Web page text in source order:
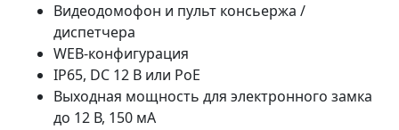
Видеодомофон и пульт консьержа /
диспетчера
WEB-конфигурация
IP65, DC 12 В или PoE
Выходная мощность для электронного замка
до 12 В, 150 мА